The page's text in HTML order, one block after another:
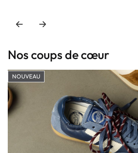
Nos coups de cœur
NOUVEAU